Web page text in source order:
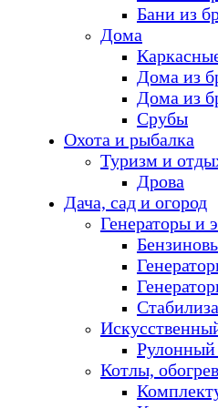
Бани из
Дома
Дома из
Дома из
Срубы
Охота и рыбалка
Туризм и
Дрова
Дача, сад и огород
Генераторы и
Рулонный
Котлы,